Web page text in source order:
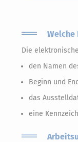
Die
den Namen
Beginn und
das
eine